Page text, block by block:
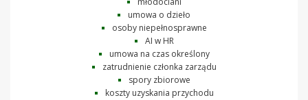
umowa o dzieło
osoby niepełnosprawne
AI w HR
umowa na czas określony
zatrudnienie członka zarządu
spory zbiorowe
koszty uzyskania przychodu